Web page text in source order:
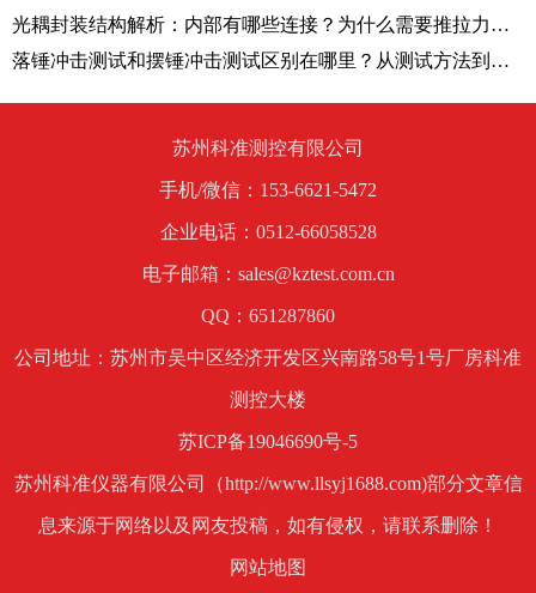
光耦封装结构解析：内部有哪些连接？为什么需要推拉力测试仪验证？
落锤冲击测试和摆锤冲击测试区别在哪里？从测试方法到应用场景解析
苏州科准测控有限公司
手机/微信：153-6621-5472
企业电话：0512-66058528
电子邮箱：sales@kztest.com.cn
QQ：651287860
公司地址：苏州市吴中区经济开发区兴南路58号1号厂房科准
测控大楼
苏ICP备19046690号-5
苏州科准仪器有限公司（http://www.llsyj1688.com)部分文章信
息来源于网络以及网友投稿，如有侵权，请联系删除！
网站地图